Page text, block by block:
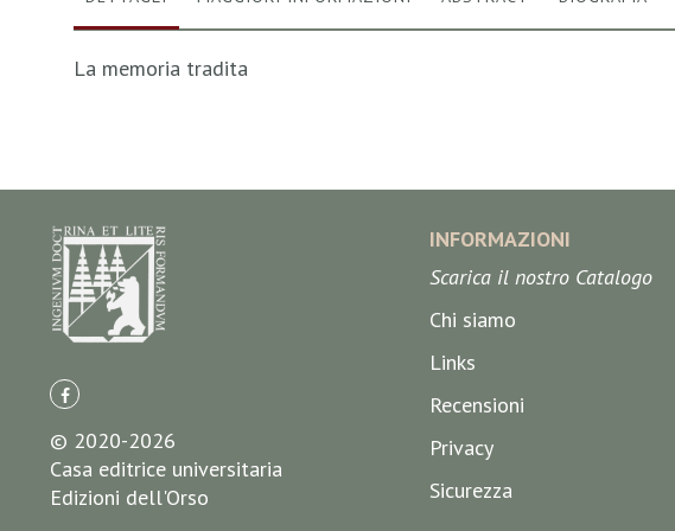
La memoria tradita
© 2020-2026
Casa editrice universitaria
Edizioni dell'Orso
INFORMAZIONI
Scarica il nostro Catalogo
Chi siamo
Links
Recensioni
Privacy
Sicurezza